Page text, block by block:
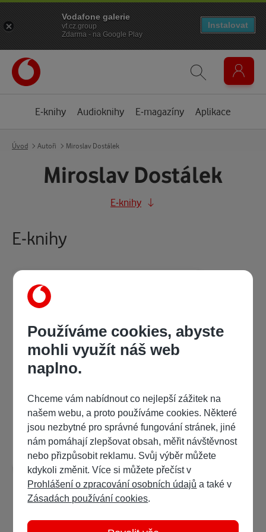
E-knihy Audioknihy E-magazíny Aplikace
Úvod Autoři Miroslav Dostálek
Miroslav Dostálek
E-knihy
E-knihy
kolektiv a,Miroslav Dostálek
Farmakokinetika
208 Kč/ 333 bodů
Detail Ukázka:
Používáme cookies, abyste
mohli využít náš web
naplno.
Chceme vám nabídnout co nejlepší zážitek na
našem webu, a proto používáme cookies. Některé
jsou nezbytné pro správné fungování stránek, jiné
nám pomáhají zlepšovat obsah, měřit návštěvnost
nebo přizpůsobit reklamu. Svůj výběr můžete
kdykoli změnit. Více si můžete přečíst v
Prohlášení o zpracování osobních údajů a také v
Zásadách používání cookies.
Vodafone galerie
vf.cz.group
Zdarma - na Google Play
Instalovat